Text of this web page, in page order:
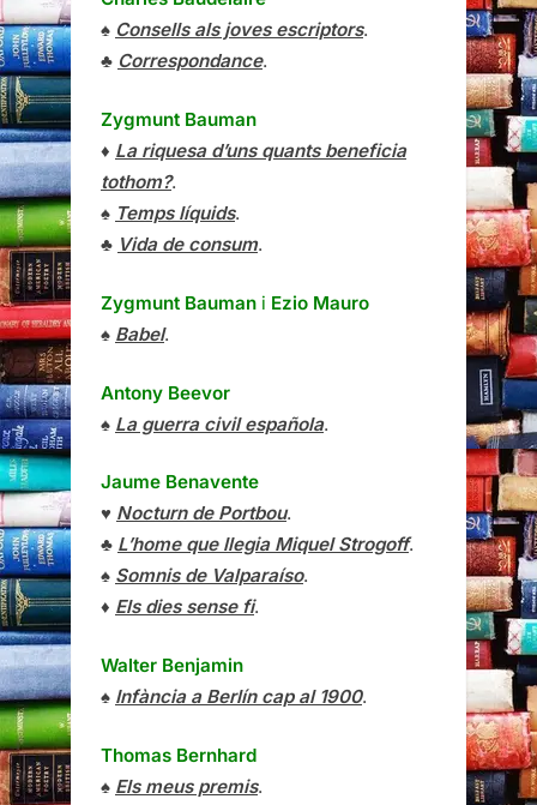
♠ Consells als joves escriptors.
♣ Correspondance.
Zygmunt Bauman
♦ La riquesa d’uns quants beneficia
tothom?.
♠ Temps líquids.
♣ Vida de consum.
Zygmunt Bauman i Ezio Mauro
♠ Babel.
Antony Beevor
♠ La guerra civil española.
Jaume Benavente
♥ Nocturn de Portbou.
♣ L’home que llegia Miquel Strogoff.
♠ Somnis de Valparaíso.
♦ Els dies sense fi.
Walter Benjamin
♠ Infància a Berlín cap al 1900.
Thomas Bernhard
♠ Els meus premis.